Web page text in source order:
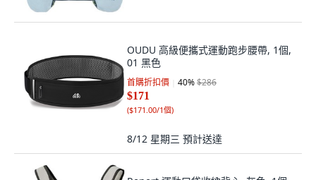
OUDU 高級便攜式運動跑步腰帶, 1個,
01 黑色
首購折扣價 40%$286
$171
($171.00/1個)
8/12 星期三 預計送達